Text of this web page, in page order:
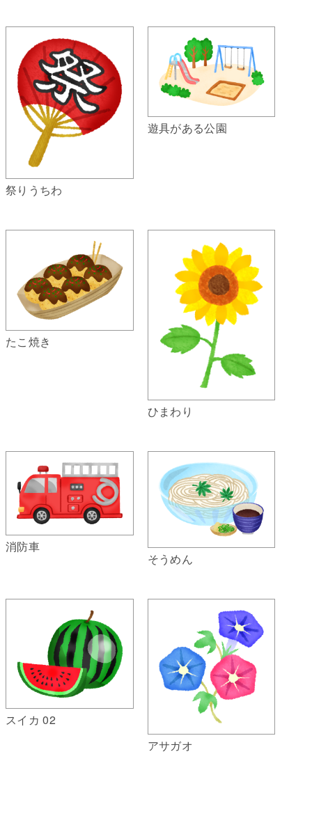
祭りうちわ
遊具がある公園
たこ焼き
ひまわり
消防車
そうめん
スイカ 02
アサガオ